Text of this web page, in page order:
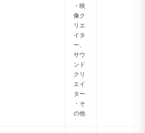
・映
像ク
リエ
イタ
ー、
サウ
ンド
クリ
エイ
ター
・そ
の他